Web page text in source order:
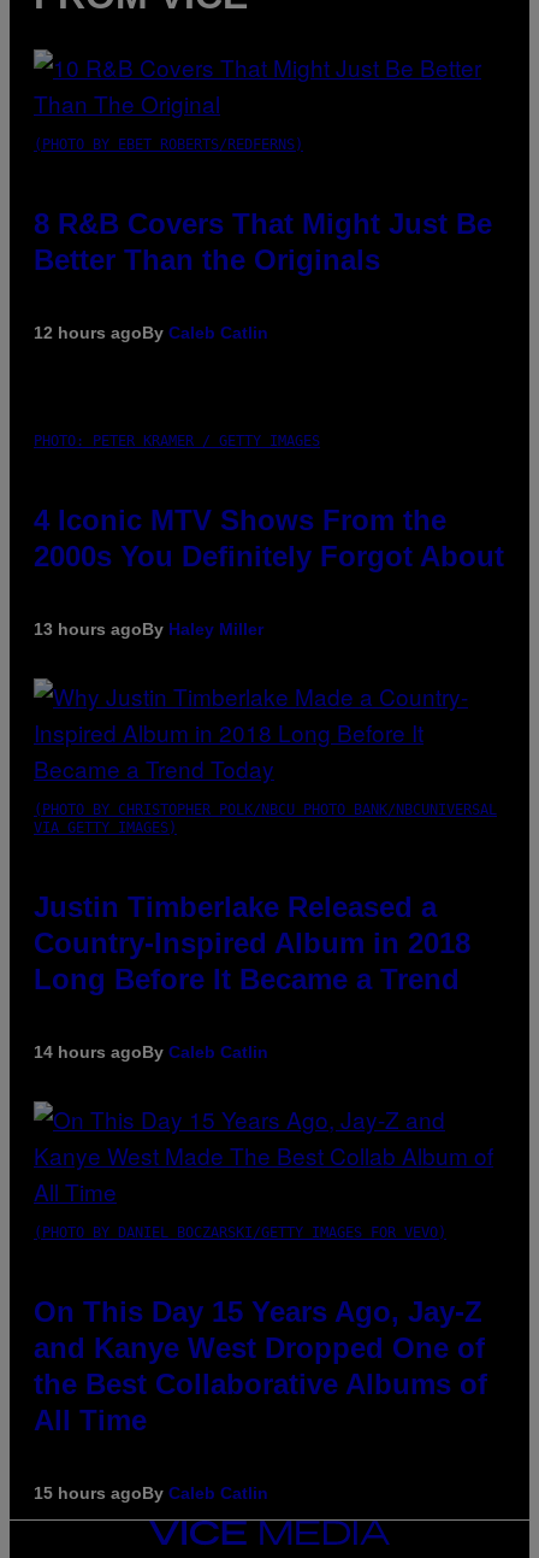
(PHOTO BY EBET ROBERTS/REDFERNS)
8 R&B Covers That Might Just Be
Better Than the Originals
12 hours agoBy Caleb Catlin
PHOTO: PETER KRAMER / GETTY IMAGES
4 Iconic MTV Shows From the
2000s You Definitely Forgot About
13 hours agoBy Haley Miller
(PHOTO BY CHRISTOPHER POLK/NBCU PHOTO BANK/NBCUNIVERSAL
VIA GETTY IMAGES)
Justin Timberlake Released a
Country-Inspired Album in 2018
Long Before It Became a Trend
14 hours agoBy Caleb Catlin
(PHOTO BY DANIEL BOCZARSKI/GETTY IMAGES FOR VEVO)
On This Day 15 Years Ago, Jay-Z
and Kanye West Dropped One of
the Best Collaborative Albums of
All Time
15 hours agoBy Caleb Catlin
VICE
MEDIA